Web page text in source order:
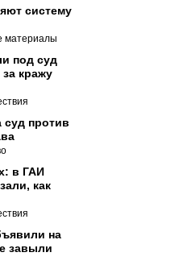
систему
материалы
под суд
кражу
суд против
в ГАИ
как
на
завыли